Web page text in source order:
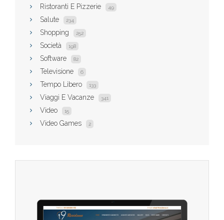
Ristoranti E Pizzerie 49
Salute 234
Shopping 252
Società 198
Software 82
Televisione 6
Tempo Libero 133
Viaggi E Vacanze 341
Video 15
Video Games 2